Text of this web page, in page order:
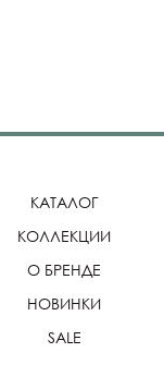
КАТАЛОГ
КОЛЛЕКЦИИ
О БРЕНДЕ
НОВИНКИ
SALE